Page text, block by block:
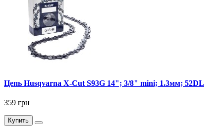
Цепь Husqvarna X-Cut S93G 14"; 3/8" mini; 1.3мм; 52DL
359 грн
Купить